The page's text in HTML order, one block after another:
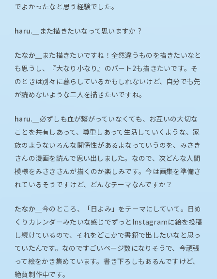
でよかったなと思う経験でした。
haru.＿ また描きたいなって思いますか？
たなか＿ また描きたいですね！全然違うものを描きたいなと
も思うし、『大なり小なり』のパート2も描きたいです。そ
のときは別々に暮らしているかもしれないけど、自分でも先
が読めないような二人を描きたいですね。
haru.＿ 必ずしも血が繋がっていなくても、お互いの大切な
ことを共有しあって、尊重しあって生活していくような、家
族のようないろんな関係性があるよなっていうのを、みさき
さんの漫画を読んで思い出しました。なので、次どんな人間
模様をみさきさんが描くのか楽しみです。今は画集を準備さ
れているそうですけど、どんなテーマなんですか？
たなか＿ 今のところ、「日よみ」をテーマにしていて。日め
くりカレンダーみたいな感じでずっとInstagramに絵を投稿
し続けているので、それをどこかで書籍で出したいなと思っ
ていたんです。なのですごいページ数になりそうで、今頑張
って絵をかき集めています。書き下ろしもあるんですけど、
絶賛制作中です。